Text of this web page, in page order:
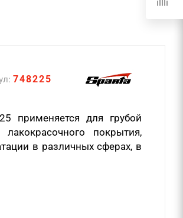
748225
применяется для грубой
покрытия,
в различных сферах, в